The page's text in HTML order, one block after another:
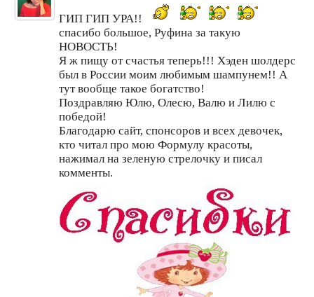
ГИП ГИП УРА!!
спасибо большое, Руфина за такую
НОВОСТЬ!
Я ж пищу от счастья теперь!!! Хэден шолдерс
был в России моим любимым шампунем!! А
тут вообще такое богатство!
Поздравляю Юлю, Олесю, Валю и Лилю с
победой!
Благодарю сайт, спонсоров и всех девочек,
кто читал про мою Формулу красоты,
нажимал на зеленую стрелочку и писал
комменты.